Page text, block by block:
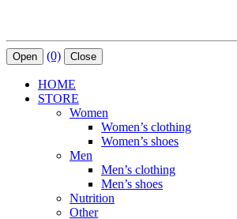
Open (0) Close
HOME
STORE
Women
Women’s clothing
Women’s shoes
Men
Men’s clothing
Men’s shoes
Nutrition
Other